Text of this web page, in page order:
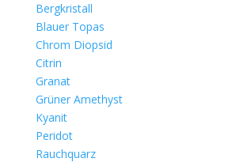
Bergkristall
Blauer Topas
Chrom Diopsid
Citrin
Granat
Grüner Amethyst
Kyanit
Peridot
Rauchquarz